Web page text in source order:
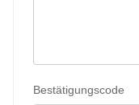
Bestätigungscode